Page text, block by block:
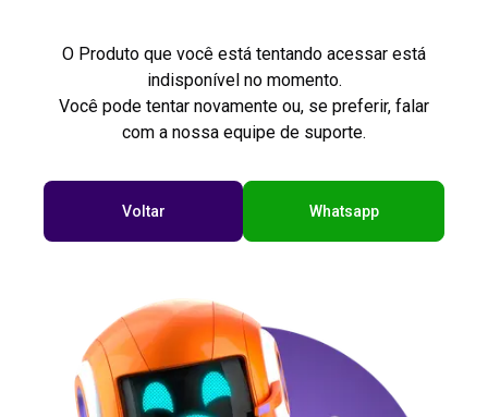
O Produto que você está tentando acessar está
indisponível no momento.
Você pode tentar novamente ou, se preferir, falar
com a nossa equipe de suporte.
Voltar Whatsapp